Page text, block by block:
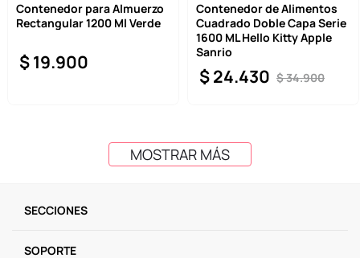
Contenedor para Almuerzo
Rectangular 1200 Ml Verde
$19.900
Contenedor de Alimentos
Cuadrado Doble Capa Serie
1600 ML Hello Kitty Apple
Sanrio
$34.900
$24.430
MOSTRAR MÁS
SECCIONES
SOPORTE